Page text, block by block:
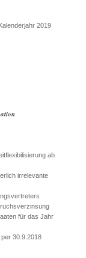
2019
ab
irrelevante
für das Jahr
30.9.2018